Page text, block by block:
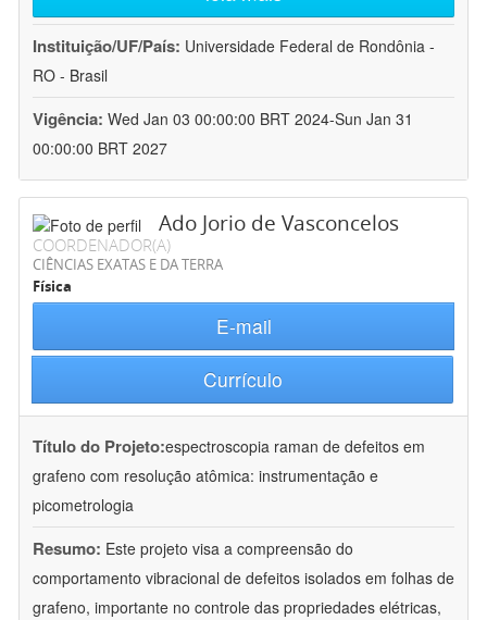
Instituição/UF/País: Universidade Federal de Rondônia -
RO - Brasil
Vigência: Wed Jan 03 00:00:00 BRT 2024-Sun Jan 31
00:00:00 BRT 2027
Ado Jorio de Vasconcelos
COORDENADOR(A)
CIÊNCIAS EXATAS E DA TERRA
Física
E-mail
Currículo
Título do Projeto:espectroscopia raman de defeitos em
grafeno com resolução atômica: instrumentação e
picometrologia
Resumo: Este projeto visa a compreensão do
comportamento vibracional de defeitos isolados em folhas de
grafeno, importante no controle das propriedades elétricas,